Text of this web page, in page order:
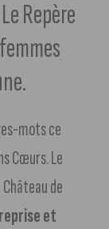
Repère
mots ce
Cœurs. Le
de
et